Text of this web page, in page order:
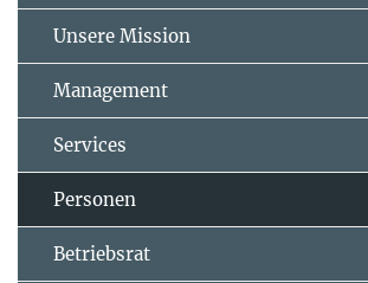
Unsere Mission
Management
Services
Personen
Betriebsrat